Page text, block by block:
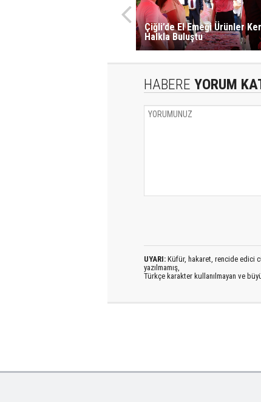
Çiğli’de El Emeği Ürünler
Halkla Buluştu
HABERE YORUM
UYARI: Küfür, hakaret, rencide edici
yazılmamış,
Türkçe karakter kullanılmayan ve